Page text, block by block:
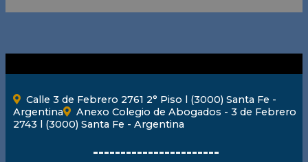
Calle 3 de Febrero 2761 2° Piso l (3000) Santa Fe -
Argentina
Anexo Colegio de Abogados - 3 de Febrero
2743 l (3000) Santa Fe - Argentina
-----------------------